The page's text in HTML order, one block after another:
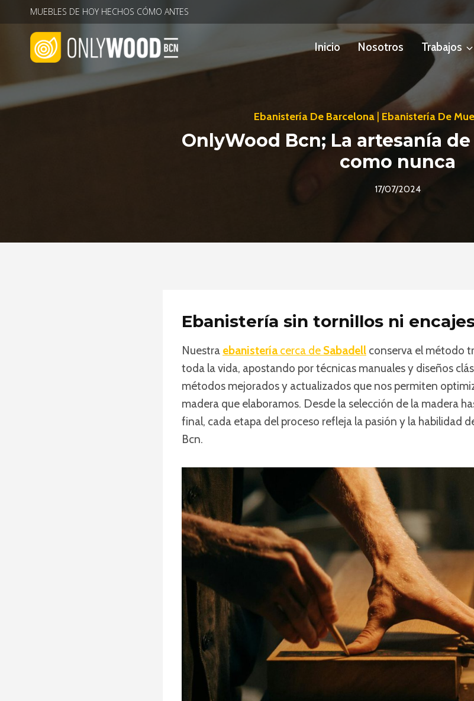
al
contenido
MUEBLES DE HOY HECHOS CÓMO ANTES
Inicio Nosotros Trabajos
Ebanistería De Barcelona| Ebanistería De
OnlyWood Bcn; La artesanía
como nunca
17/07/2024
Ebanistería sin tornillos ni
Nuestra ebanistería cerca de Sabadell conserva el método
toda la vida, apostando por técnicas manuales y diseños
métodos mejorados y actualizados que nos permiten
madera que elaboramos. Desde la selección de la madera
final, cada etapa del proceso refleja la pasión y la habilidad
Bcn.